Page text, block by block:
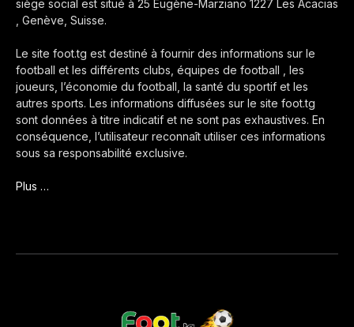
siège social est situé à 25 Eugène-Marziano 1227 Les Acacias
, Genève, Suisse.
Le site foot.tg est destiné à fournir des informations sur le
football et les différents clubs, équipes de football , les
joueurs, l’économie du football, la santé du sportif et les
autres sports. Les informations diffusées sur le site foot.tg
sont données à titre indicatif et ne sont pas exhaustives. En
conséquence, l’utilisateur reconnaît utiliser ces informations
sous sa responsabilité exclusive.
Plus …